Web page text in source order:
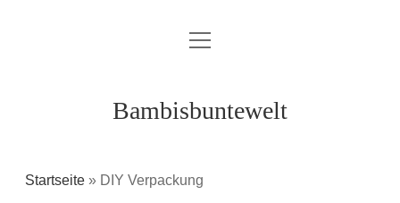
Über mich / Kontakt
Cookie-Richtlinie (EU)
Menü
Bambisbuntewelt
Startseite » DIY Verpackung